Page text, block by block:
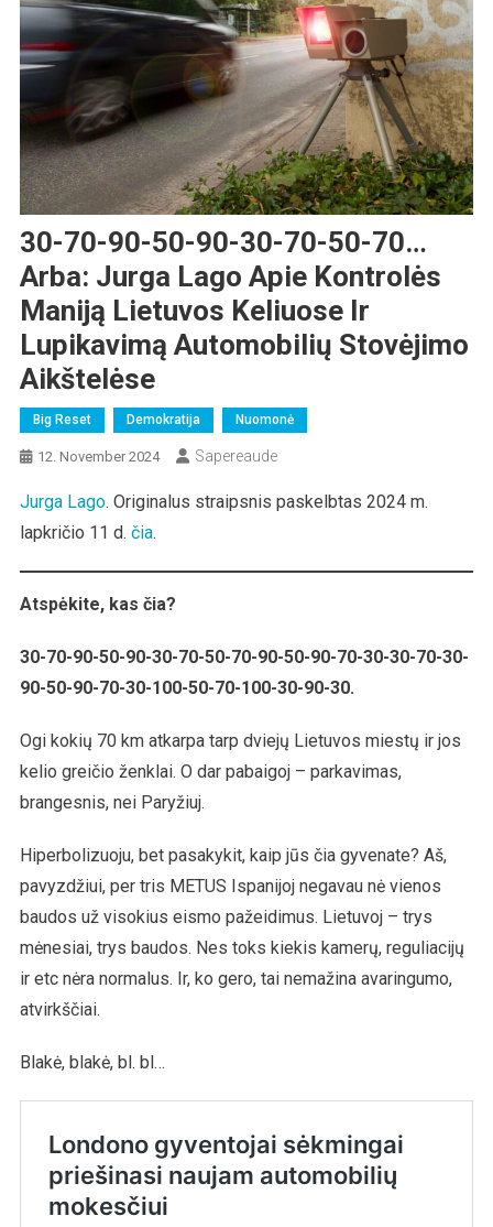
30-70-90-50-90-30-70-50-70…
Arba: Jurga Lago Apie Kontrolės
Maniją Lietuvos Keliuose Ir
Lupikavimą Automobilių Stovėjimo
Aikštelėse
Big Reset Demokratija Nuomonė
12. November 2024 Sapereaude
Jurga Lago. Originalus straipsnis paskelbtas 2024 m.
lapkričio 11 d. čia.
Atspėkite, kas čia?
30-70-90-50-90-30-70-50-70-90-50-90-70-30-30-70-30-
90-50-90-70-30-100-50-70-100-30-90-30.
Ogi kokių 70 km atkarpa tarp dviejų Lietuvos miestų ir jos
kelio greičio ženklai. O dar pabaigoj – parkavimas,
brangesnis, nei Paryžiuj.
Hiperbolizuoju, bet pasakykit, kaip jūs čia gyvenate? Aš,
pavyzdžiui, per tris METUS Ispanijoj negavau nė vienos
baudos už visokius eismo pažeidimus. Lietuvoj – trys
mėnesiai, trys baudos. Nes toks kiekis kamerų, reguliacijų
ir etc nėra normalus. Ir, ko gero, tai nemažina avaringumo,
atvirkščiai.
Blakė, blakė, bl. bl…